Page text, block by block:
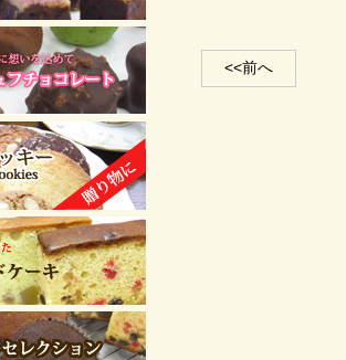
<<前へ